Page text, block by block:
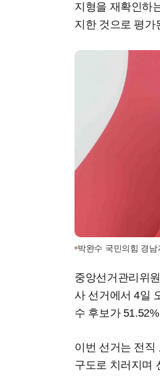
지형을 재확인하
지한 것으로 평가
박완수 국민의힘 경
중앙선거관리위
사 선거에서 4일
수 후보가
이번 선거는 전직
구도로 치러지며